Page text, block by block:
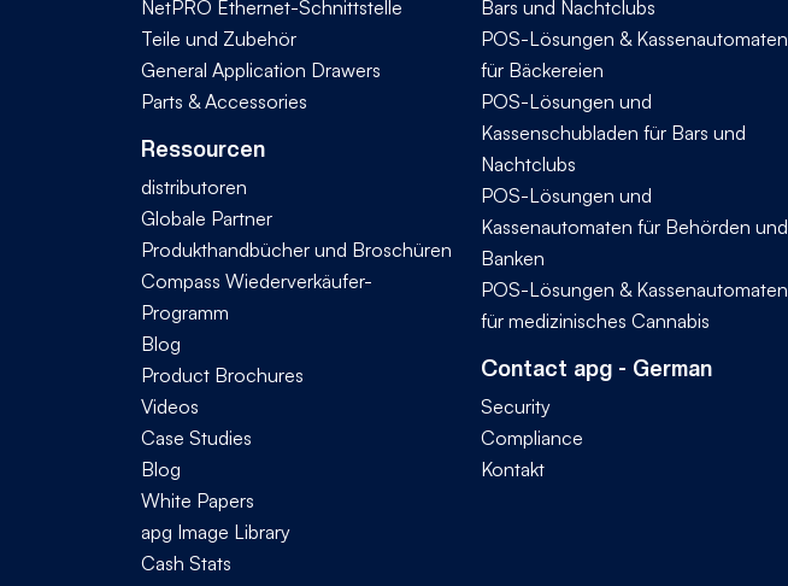
NetPRO Ethernet-Schnittstelle
Teile und Zubehör
General Application Drawers
Parts & Accessories
Ressourcen
distributoren
Globale Partner
Produkthandbücher und Broschüren
Compass Wiederverkäufer-
Programm
Blog
Product Brochures
Videos
Case Studies
Blog
White Papers
apg Image Library
Cash Stats
Bars und Nachtclubs
POS-Lösungen & Kassenautomaten
für Bäckereien
POS-Lösungen und
Kassenschubladen für Bars und
Nachtclubs
POS-Lösungen und
Kassenautomaten für Behörden und
Banken
POS-Lösungen & Kassenautomaten
für medizinisches Cannabis
Contact apg - German
Security
Compliance
Kontakt